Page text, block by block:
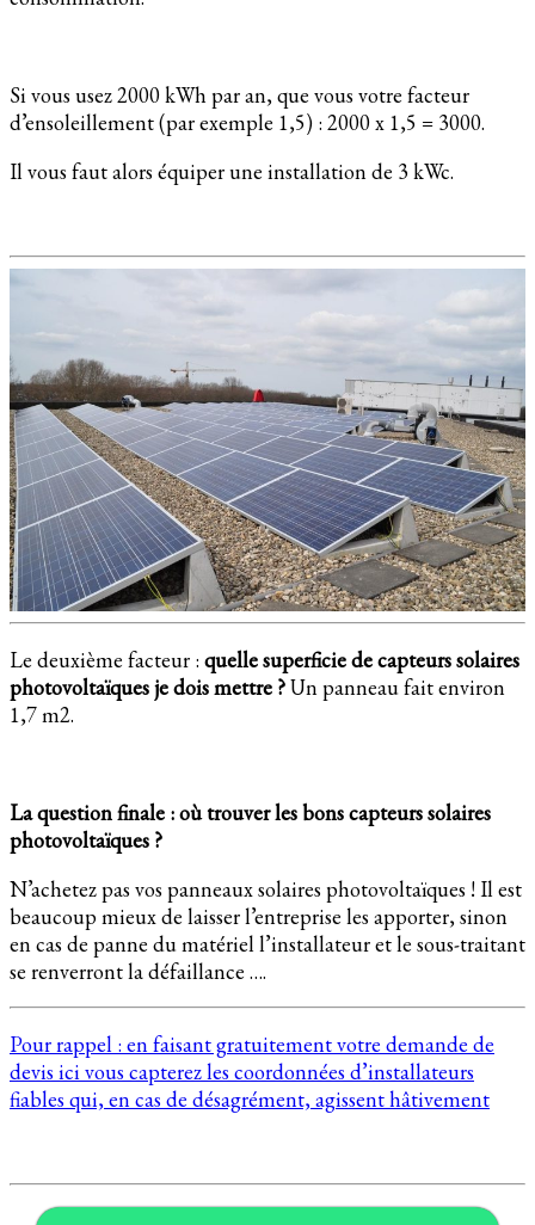
Si vous usez 2000 kWh par an, que vous votre facteur
d’ensoleillement (par exemple 1,5) : 2000 x 1,5 = 3000.
Il vous faut alors équiper une installation de 3 kWc.
Le deuxième facteur : quelle superficie de capteurs solaires
photovoltaïques je dois mettre ?Un panneau fait environ
1,7 m2.
La question finale : où trouver les bons capteurs solaires
photovoltaïques ?
N’achetez pas vos panneaux solaires photovoltaïques ! Il est
beaucoup mieux de laisser l’entreprise les apporter, sinon
en cas de panne du matériel l’installateur et le sous-traitant
se renverront la défaillance ….
Pour rappel : en faisant gratuitement votre demande de
devis ici vous capterez les coordonnées d’installateurs
fiables qui, en cas de désagrément, agissent hâtivement